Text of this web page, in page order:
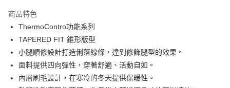
街口支付
悠遊付
Google Pay
貨到付款
商品特色
ThermoContro功能系列
TAPERED FIT 錐形版型
小腿順修設計打造俐落線條，達到修飾腿型的效果。
面料提供四向彈性，穿著舒適、活動自如。
內層刷毛設計，在寒冷的冬天提供保暖性。